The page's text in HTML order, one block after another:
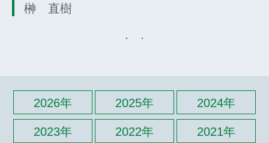
榊 直樹
2026年 2025年 2024年
2023年 2022年 2021年